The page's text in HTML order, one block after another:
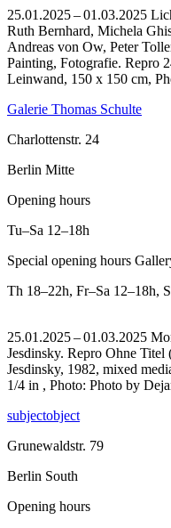
25.01.2025 – 01.03.2025
Ruth Bernhard, Michela
Andreas von Ow, Peter
Painting, Fotografie. Repro
Leinwand, 150 x 150 cm,
Galerie Thomas Schulte
Charlottenstr. 24
Berlin Mitte
Opening hours
Tu–Sa 12–18h
Special opening hours
Th 18–22h, Fr–Sa 12–18h,
25.01.2025 – 01.03.2025
Jesdinsky. Repro Ohne Titel
Jesdinsky, 1982, mixed
1/4 in , Photo: Photo by
subjectobject
Grunewaldstr. 79
Berlin South
Opening hours